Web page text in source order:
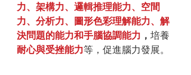
力、架構力、邏輯推理能力、空間
力、分析力、圖形色彩理解能力、解
決問題的能力和手腦協調能力 ， 培養
耐心與受挫能力等，促進腦力發展。